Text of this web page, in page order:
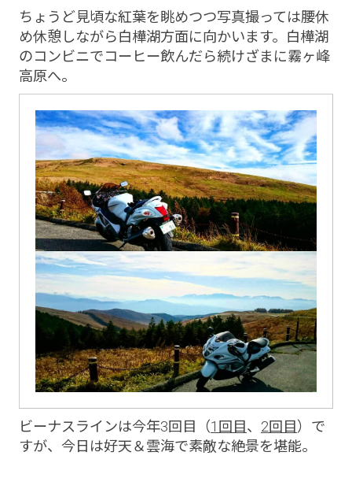
ちょうど見頃な紅葉を眺めつつ写真撮っては腰休
め休憩しながら白樺湖方面に向かいます。白樺湖
のコンビニでコーヒー飲んだら続けざまに霧ヶ峰
高原へ。
ビーナスラインは今年3回目（1回目 、 2回目 ）で
すが、 今日は好天＆雲海で素敵な絶景を堪能。